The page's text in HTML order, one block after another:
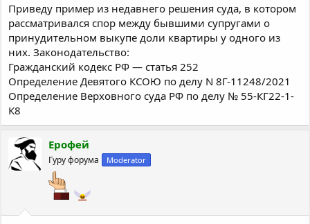
Приведу пример из недавнего решения суда, в котором
рассматривался спор между бывшими супругами о
принудительном выкупе доли квартиры у одного из
них. Законодательство:
Гражданский кодекс РФ — статья 252
Определение Девятого КСОЮ по делу N 8Г-11248/2021
Определение Верховного суда РФ по делу № 55-КГ22-1-
К8
Ерофей
Гуру форума Moderator